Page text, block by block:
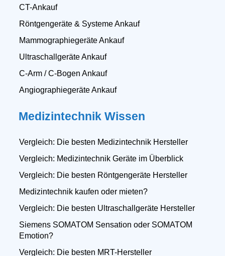
CT-Ankauf
Röntgengeräte & Systeme Ankauf
Mammographiegeräte Ankauf
Ultraschallgeräte Ankauf
C-Arm / C-Bogen Ankauf
Angiographiegeräte Ankauf
Medizintechnik Wissen
Vergleich: Die besten Medizintechnik Hersteller
Vergleich: Medizintechnik Geräte im Überblick
Vergleich: Die besten Röntgengeräte Hersteller
Medizintechnik kaufen oder mieten?
Vergleich: Die besten Ultraschallgeräte Hersteller
Siemens SOMATOM Sensation oder SOMATOM
Emotion?
Vergleich: Die besten MRT-Hersteller